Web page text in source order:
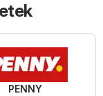
PENNY